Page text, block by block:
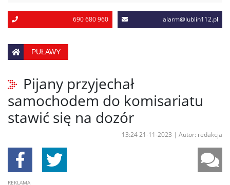
690 680 960 alarm@lublin112.pl
PUŁAWY
Pijany przyjechał
samochodem do komisariatu
stawić się na dozór
13:24 21-11-2023 | Autor: redakcja